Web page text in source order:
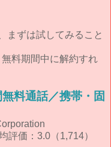
まずは試してみること
料期間中に解約すれ
料通話／携帯・固
価：3.0（1,714）